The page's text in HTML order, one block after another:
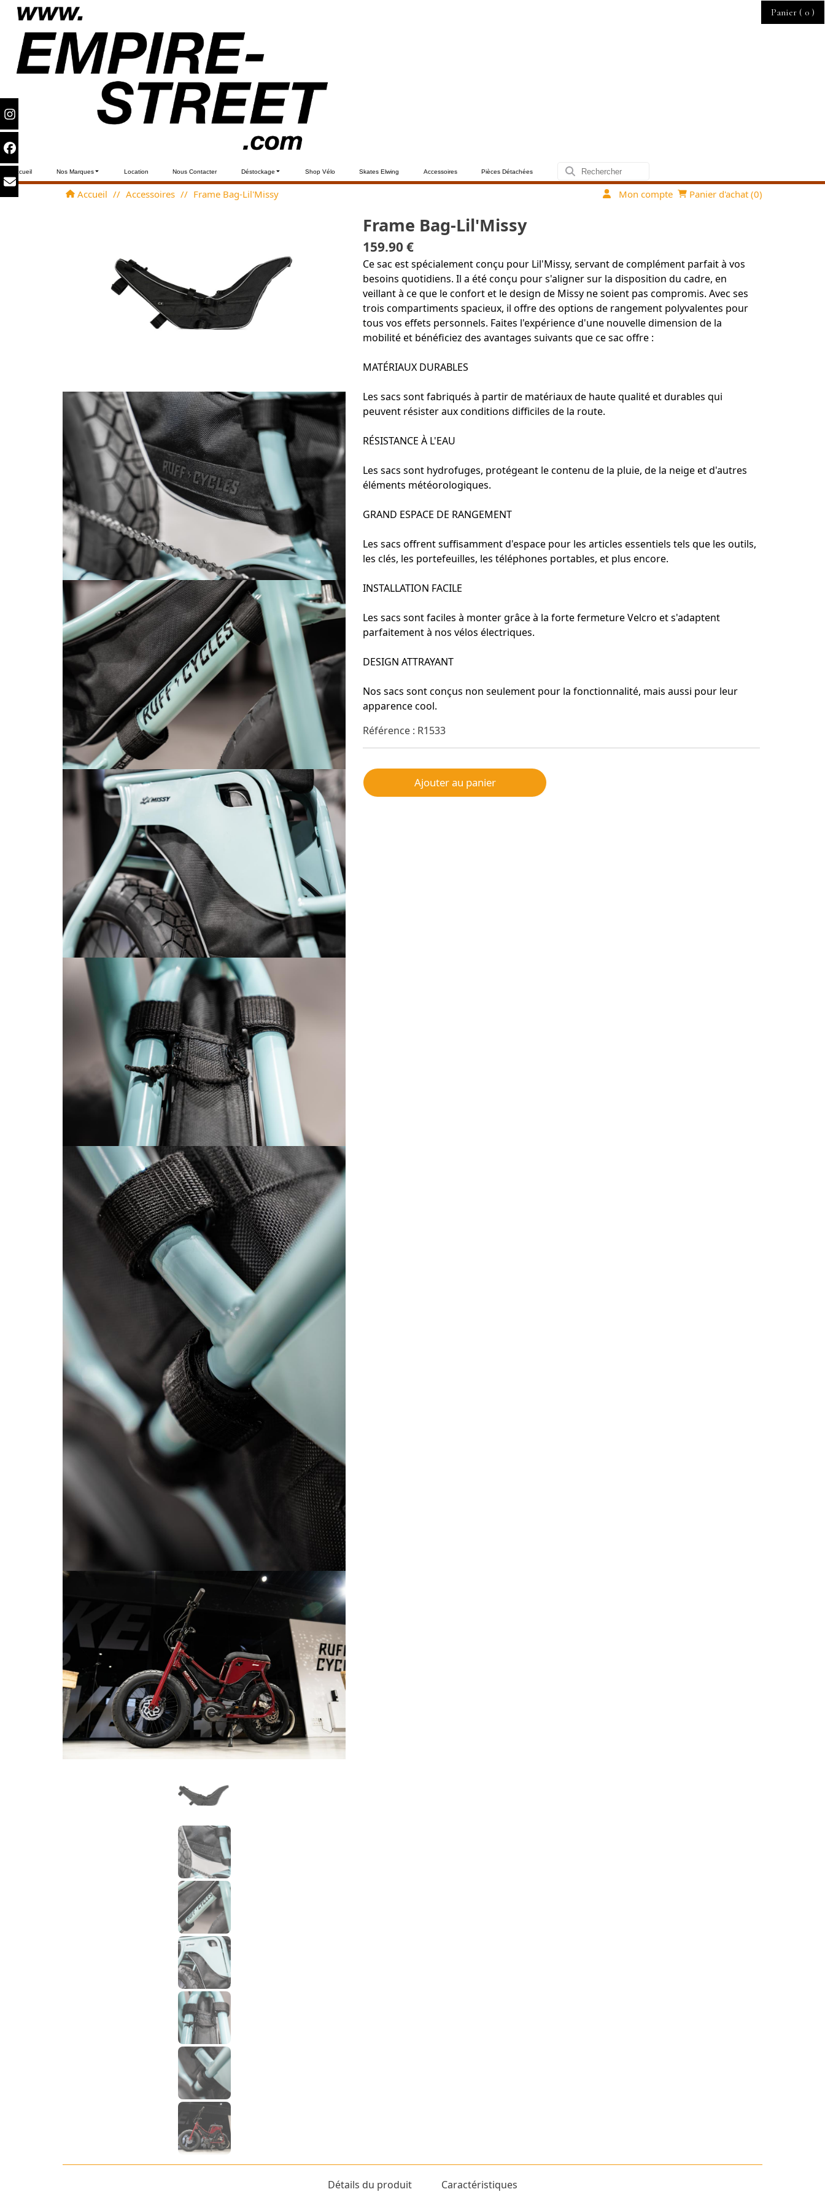
Panier ( 0 )
Accueil Nos Marques Location Nous Contacter Déstockage Shop Vélo Skates Elwing Accessoires Pièces Détachées
Accueil // Accessoires // Frame Bag-Lil'Missy Mon compte Panier d'achat (0)
Frame Bag-Lil'Missy
159.90 €
Ce sac est spécialement conçu pour Lil'Missy, servant de complément parfait à vos
besoins quotidiens. Il a été conçu pour s'aligner sur la disposition du cadre, en
veillant à ce que le confort et le design de Missy ne soient pas compromis. Avec ses
trois compartiments spacieux, il offre des options de rangement polyvalentes pour
tous vos effets personnels. Faites l'expérience d'une nouvelle dimension de la
mobilité et bénéficiez des avantages suivants que ce sac offre :
MATÉRIAUX DURABLES
Les sacs sont fabriqués à partir de matériaux de haute qualité et durables qui
peuvent résister aux conditions difficiles de la route.
RÉSISTANCE À L'EAU
Les sacs sont hydrofuges, protégeant le contenu de la pluie, de la neige et d'autres
éléments météorologiques.
GRAND ESPACE DE RANGEMENT
Les sacs offrent suffisamment d'espace pour les articles essentiels tels que les outils,
les clés, les portefeuilles, les téléphones portables, et plus encore.
INSTALLATION FACILE
Les sacs sont faciles à monter grâce à la forte fermeture Velcro et s'adaptent
parfaitement à nos vélos électriques.
DESIGN ATTRAYANT
Nos sacs sont conçus non seulement pour la fonctionnalité, mais aussi pour leur
apparence cool.
Référence : R1533
Ajouter au panier
Détails du produit Caractéristiques